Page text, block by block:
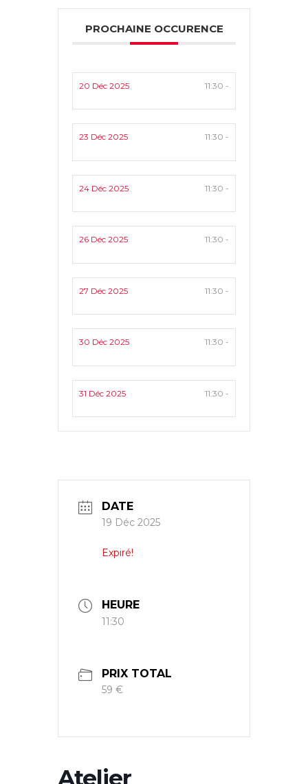
PROCHAINE OCCURENCE
20 Déc 2025 11:30 -
23 Déc 2025 11:30 -
24 Déc 2025 11:30 -
26 Déc 2025 11:30 -
27 Déc 2025 11:30 -
30 Déc 2025 11:30 -
31 Déc 2025 11:30 -
DATE
19 Déc 2025
Expiré!
HEURE
11:30
PRIX TOTAL
59 €
Atelier